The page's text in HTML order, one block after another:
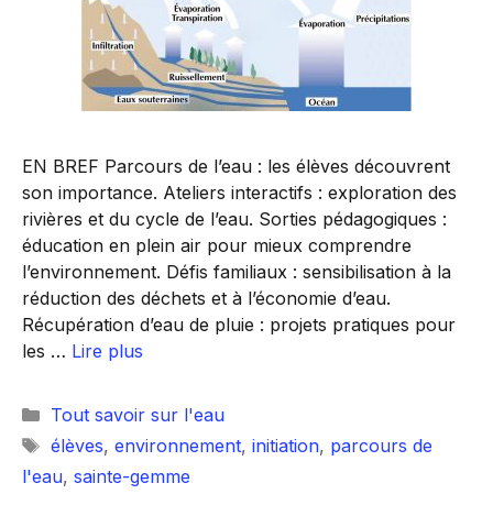
EN BREF Parcours de l’eau : les élèves découvrent
son importance. Ateliers interactifs : exploration des
rivières et du cycle de l’eau. Sorties pédagogiques :
éducation en plein air pour mieux comprendre
l’environnement. Défis familiaux : sensibilisation à la
réduction des déchets et à l’économie d’eau.
Récupération d’eau de pluie : projets pratiques pour
les … Lire plus
Catégories
Tout savoir sur l'eau
Étiquettes
élèves, environnement, initiation, parcours de
l'eau, sainte-gemme